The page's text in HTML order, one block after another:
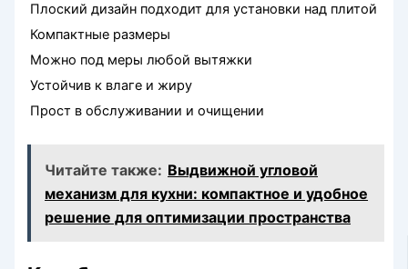
Плоский дизайн подходит для установки над плитой
Компактные размеры
Можно под меры любой вытяжки
Устойчив к влаге и жиру
Прост в обслуживании и очищении
Читайте также: Выдвижной угловой
механизм для кухни: компактное и удобное
решение для оптимизации пространства